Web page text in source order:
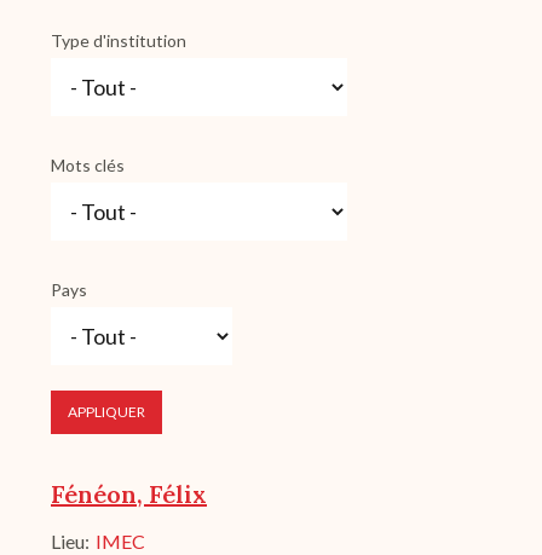
Type d'institution
Mots clés
Pays
Fénéon, Félix
Lieu IMEC